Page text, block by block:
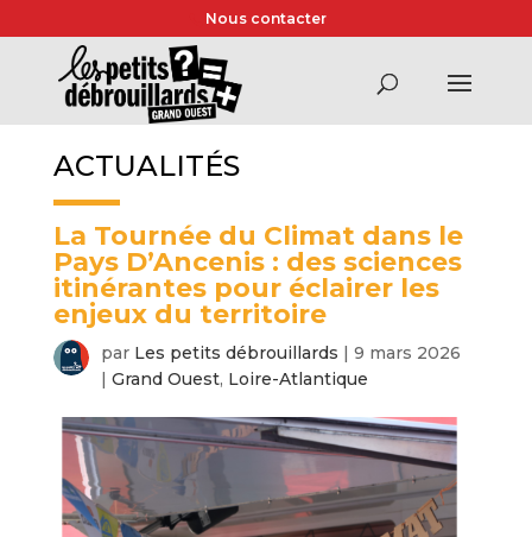
Nous contacter
ACTUALITÉS
La Tournée du Climat dans le
Pays D’Ancenis : des sciences
itinérantes pour éclairer les
enjeux du territoire
par Les petits débrouillards | 9 mars 2026
| Grand Ouest, Loire-Atlantique